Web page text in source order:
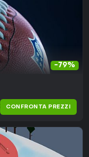
-79%
CONFRONTA PREZZI